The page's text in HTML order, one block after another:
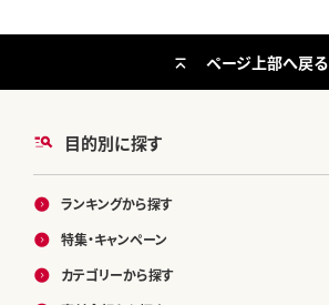
目的別に探す
ランキングから探す
特集・キャンペーン
カテゴリーから探す
ページ上部へ戻る